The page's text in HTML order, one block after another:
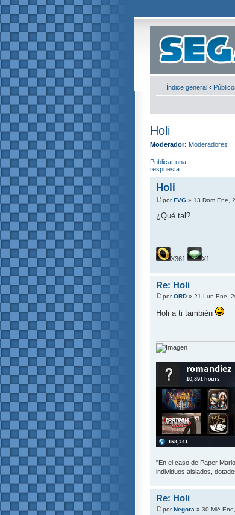
Índice general ‹
Holi
Moderador: Moderadores
Publicar una
respuesta
Holi
porFVG » 13 Dom Ene,
¿Qué tal?
X361 X1
Re: Holi
porORD » 21 Lun Ene,
Holi a ti también
"En el caso de Paper
individuos aislados,
Re: Holi
por Negora » 30 Mié